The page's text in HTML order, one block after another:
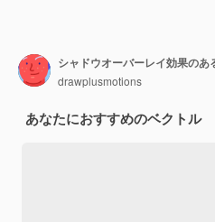
シャドウオーバーレイ効果の
drawplusmotions
あなたにおすすめのベクトル